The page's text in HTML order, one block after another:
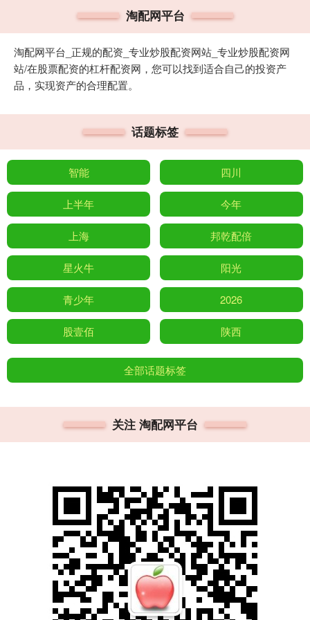
淘配网平台
淘配网平台_正规的配资_专业炒股配资网站_专业炒股配资网
站/在股票配资的杠杆配资网，您可以找到适合自己的投资产
品，实现资产的合理配置。
话题标签
智能 四川
上半年 今年
上海 邦乾配倍
星火牛 阳光
青少年 2026
股壹佰 陕西
全部话题标签
关注 淘配网平台